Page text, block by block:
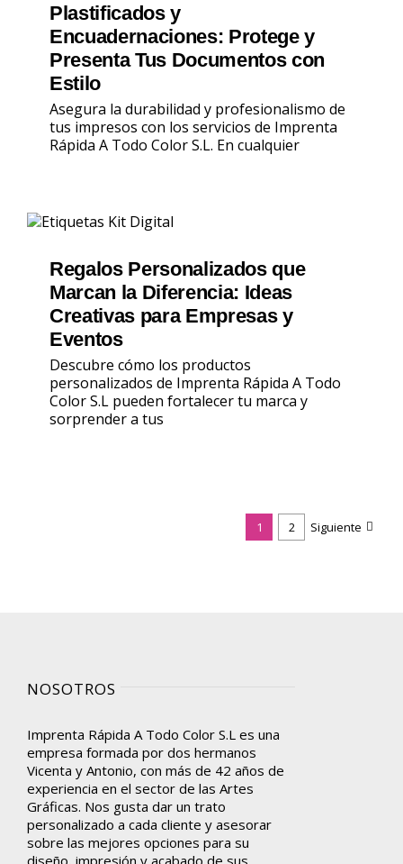
Plastificados y
Encuadernaciones: Protege y
Presenta Tus Documentos con
Estilo
Asegura la durabilidad y profesionalismo de
tus impresos con los servicios de Imprenta
Rápida A Todo Color S.L. En cualquier
Regalos Personalizados que
Marcan la Diferencia: Ideas
Creativas para Empresas y
Eventos
Descubre cómo los productos
personalizados de Imprenta Rápida A Todo
Color S.L pueden fortalecer tu marca y
sorprender a tus
1 2 Siguiente
NOSOTROS
Imprenta Rápida A Todo Color S.L es una
empresa formada por dos hermanos
Vicenta y Antonio, con más de 42 años de
experiencia en el sector de las Artes
Gráficas. Nos gusta dar un trato
personalizado a cada cliente y asesorar
sobre las mejores opciones para su
diseño, impresión y acabado de sus